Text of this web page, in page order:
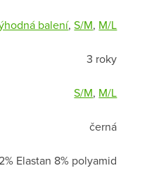
balení,S/M, M/L
3 roky
S/M, M/L
černá
Elastan 8% polyamid